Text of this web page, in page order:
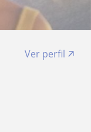
Ver perfil